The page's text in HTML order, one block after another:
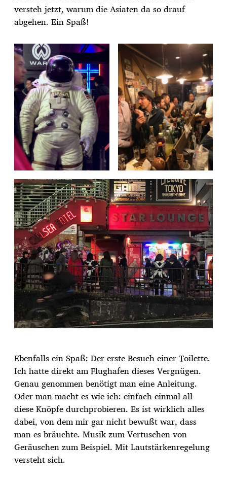
versteh jetzt, warum die Asiaten da so drauf
abgehen. Ein Spaß!
Ebenfalls ein Spaß: Der erste Besuch einer Toilette.
Ich hatte direkt am Flughafen dieses Vergnügen.
Genau genommen benötigt man eine Anleitung.
Oder man macht es wie ich: einfach einmal all
diese Knöpfe durchprobieren. Es ist wirklich alles
dabei, von dem mir gar nicht bewußt war, dass
man es bräuchte. Musik zum Vertuschen von
Geräuschen zum Beispiel. Mit Lautstärkenregelung
versteht sich.